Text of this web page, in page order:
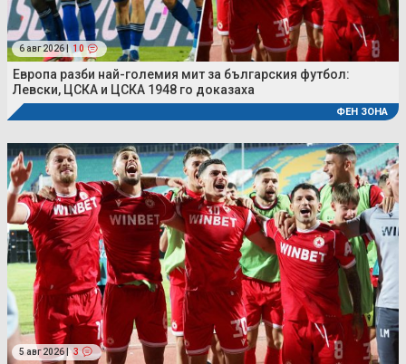
6 авг 2026 | 10
Европа разби най-големия мит за българския футбол:
Левски, ЦСКА и ЦСКА 1948 го доказаха
ФЕН ЗОНА
5 авг 2026 | 3